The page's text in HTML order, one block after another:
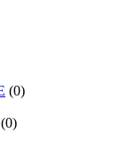
(0)
(0)